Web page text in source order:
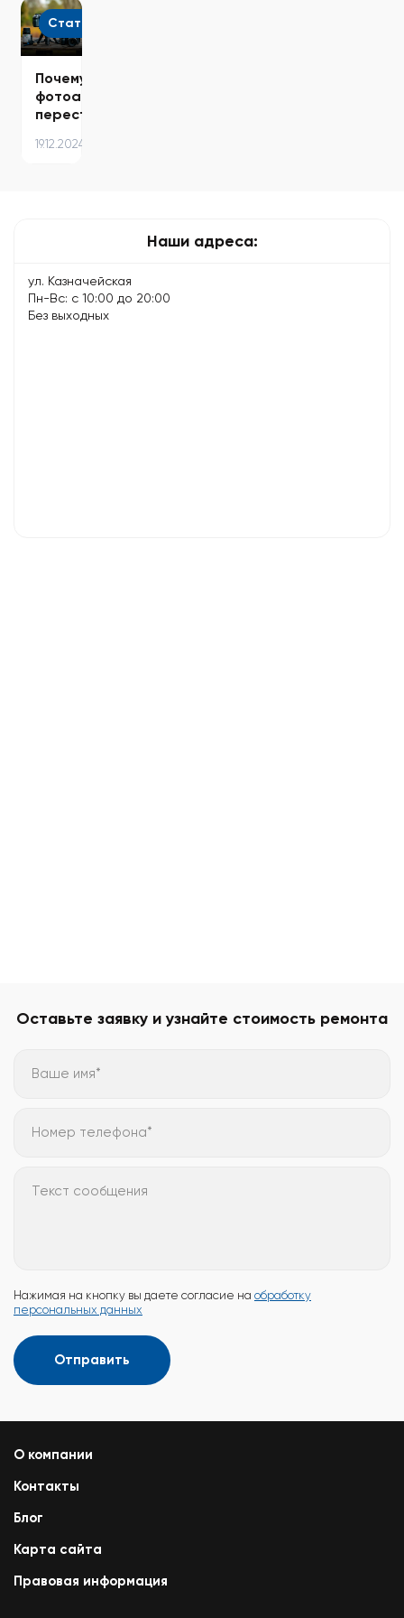
решения:
что
можно…
Статьи
Почему
фотоаппарат
перестал
–
19.12.2024
Наши адреса:
ул. Казначейская
Пн-Вс: с 10:00 до 20:00
Без выходных
Оставьте заявку и узнайте стоимость ремонта
Ваше имя*
Номер телефона*
Текст сообщения
Нажимая на кнопку вы даете согласие на обработку
персональных данных
Отправить
О компании
Контакты
Блог
Карта сайта
Правовая информация